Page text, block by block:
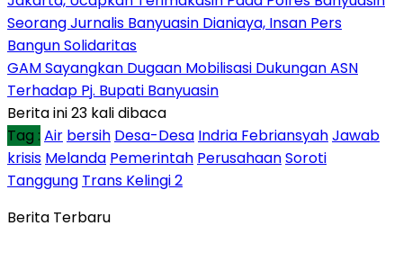
Seorang Jurnalis Banyuasin Dianiaya, Insan Pers
Bangun Solidaritas
GAM Sayangkan Dugaan Mobilisasi Dukungan ASN
Terhadap Pj. Bupati Banyuasin
Berita ini 23 kali dibaca
Tag : Air bersih Desa-Desa Indria FebriansyahJawab
krisis Melanda Pemerintah PerusahaanSoroti
Tanggung Trans Kelingi 2
Berita Terbaru